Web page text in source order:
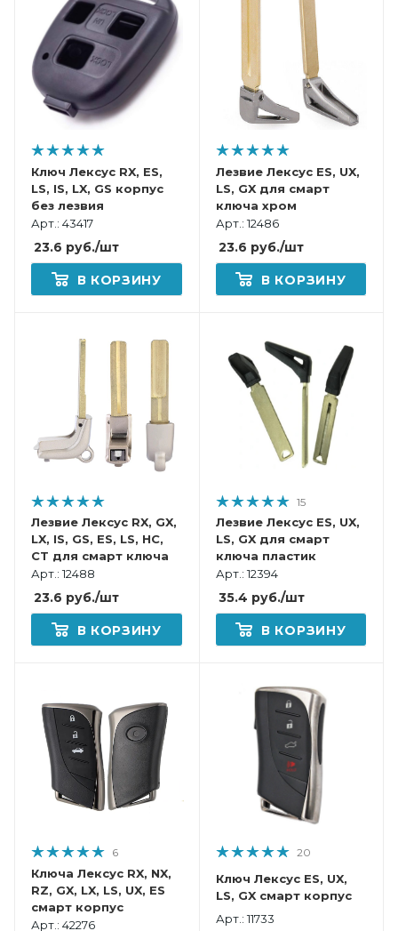
Ключ Лексус RX, ES,
LS, IS, LX, GS корпус
без лезвия
Арт.: 43417
23.6 руб./шт
В КОРЗИНУ
Лезвие Лексус ES, UX,
LS, GX для смарт
ключа хром
Арт.: 12486
23.6 руб./шт
В КОРЗИНУ
Лезвие Лексус RX, GX,
LX, IS, GS, ES, LS, HC,
CT для смарт ключа
Арт.: 12488
23.6 руб./шт
В КОРЗИНУ
15
Лезвие Лексус ES, UX,
LS, GX для смарт
ключа пластик
Арт.: 12394
35.4 руб./шт
В КОРЗИНУ
6
Ключа Лексус RX, NX,
RZ, GX, LX, LS, UX, ES
смарт корпус
Арт.: 42276
20
Ключ Лексус ES, UX,
LS, GX смарт корпус
Арт.: 11733